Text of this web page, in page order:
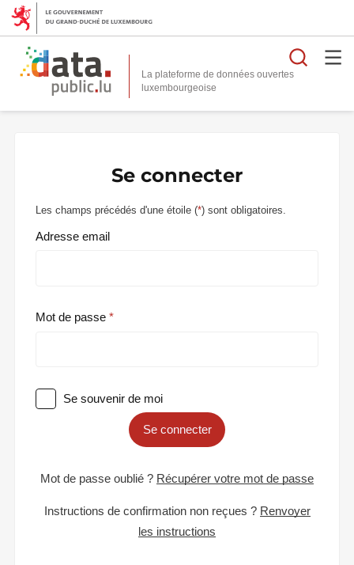
La plateforme de données ouvertes
Se connecter
Les champs précédés d'une étoile (*) sont obligatoires.
Adresse email
Mot de passe
Se souvenir de moi
Se connecter
Mot de passe oublié ? Récupérer votre mot de passe
Instructions de confirmation non reçues ? Renvoyer
les instructions